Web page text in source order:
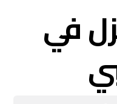
في